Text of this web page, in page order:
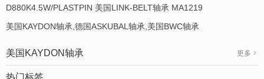
D880K4.5W/PLASTPIN 美国LINK-BELT轴承 MA1219
美国KAYDON轴承,德国ASKUBAL轴承,美国BWC轴承
美国KAYDON轴承 更多
热门标签